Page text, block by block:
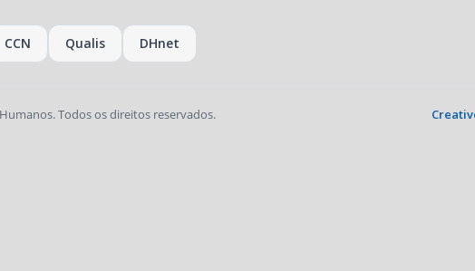
CCN Qualis DHnet
Todos os direitos reservados.